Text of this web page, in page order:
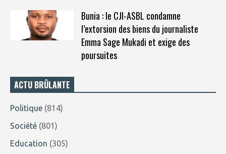
Bunia : le CJI-ASBL condamne
l’extorsion des biens du journaliste
Emma Sage Mukadi et exige des
poursuites
ACTU BRÛLANTE
Politique (814)
Société (801)
Education (305)